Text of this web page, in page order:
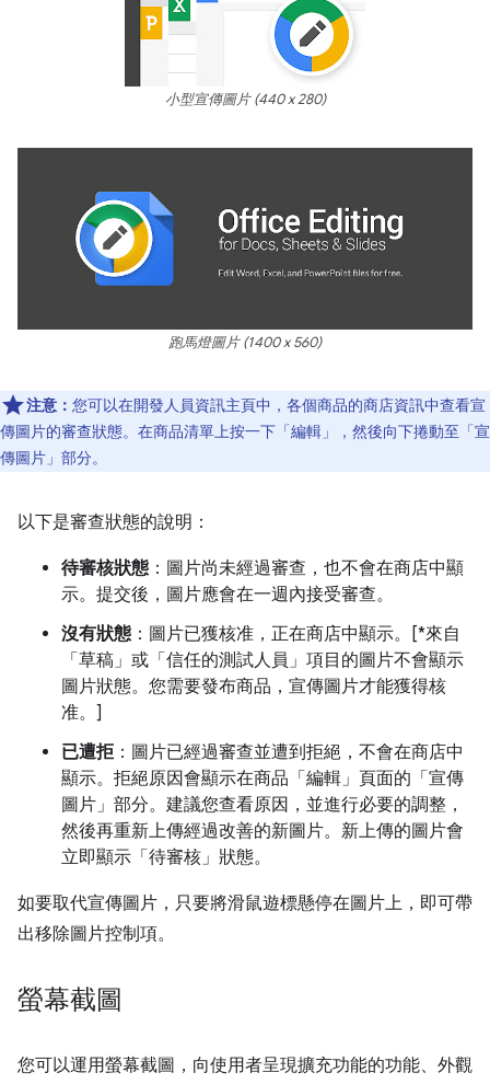
小型宣傳圖片 (440 x 280)
跑馬燈圖片 (1400 x 560)
注意： 您可以在開發人員資訊主頁中，各個商品的商店資訊中查看宣
傳圖片的審查狀態。在商品清單上按一下「編輯」，然後向下捲動至「宣
傳圖片」部分。
以下是審查狀態的說明：
待審核狀態：圖片尚未經過審查，也不會在商店中顯
示。提交後，圖片應會在一週內接受審查。
沒有狀態：圖片已獲核准，正在商店中顯示。[*來自
「草稿」或「信任的測試人員」項目的圖片不會顯示
圖片狀態。您需要發布商品，宣傳圖片才能獲得核
准。]
已遭拒：圖片已經過審查並遭到拒絕，不會在商店中
顯示。拒絕原因會顯示在商品「編輯」頁面的「宣傳
圖片」部分。建議您查看原因，並進行必要的調整，
然後再重新上傳經過改善的新圖片。新上傳的圖片會
立即顯示「待審核」狀態。
如要取代宣傳圖片，只要將滑鼠遊標懸停在圖片上，即可帶
出移除圖片控制項。
螢幕截圖
您可以運用螢幕截圖，向使用者呈現擴充功能的功能、外觀